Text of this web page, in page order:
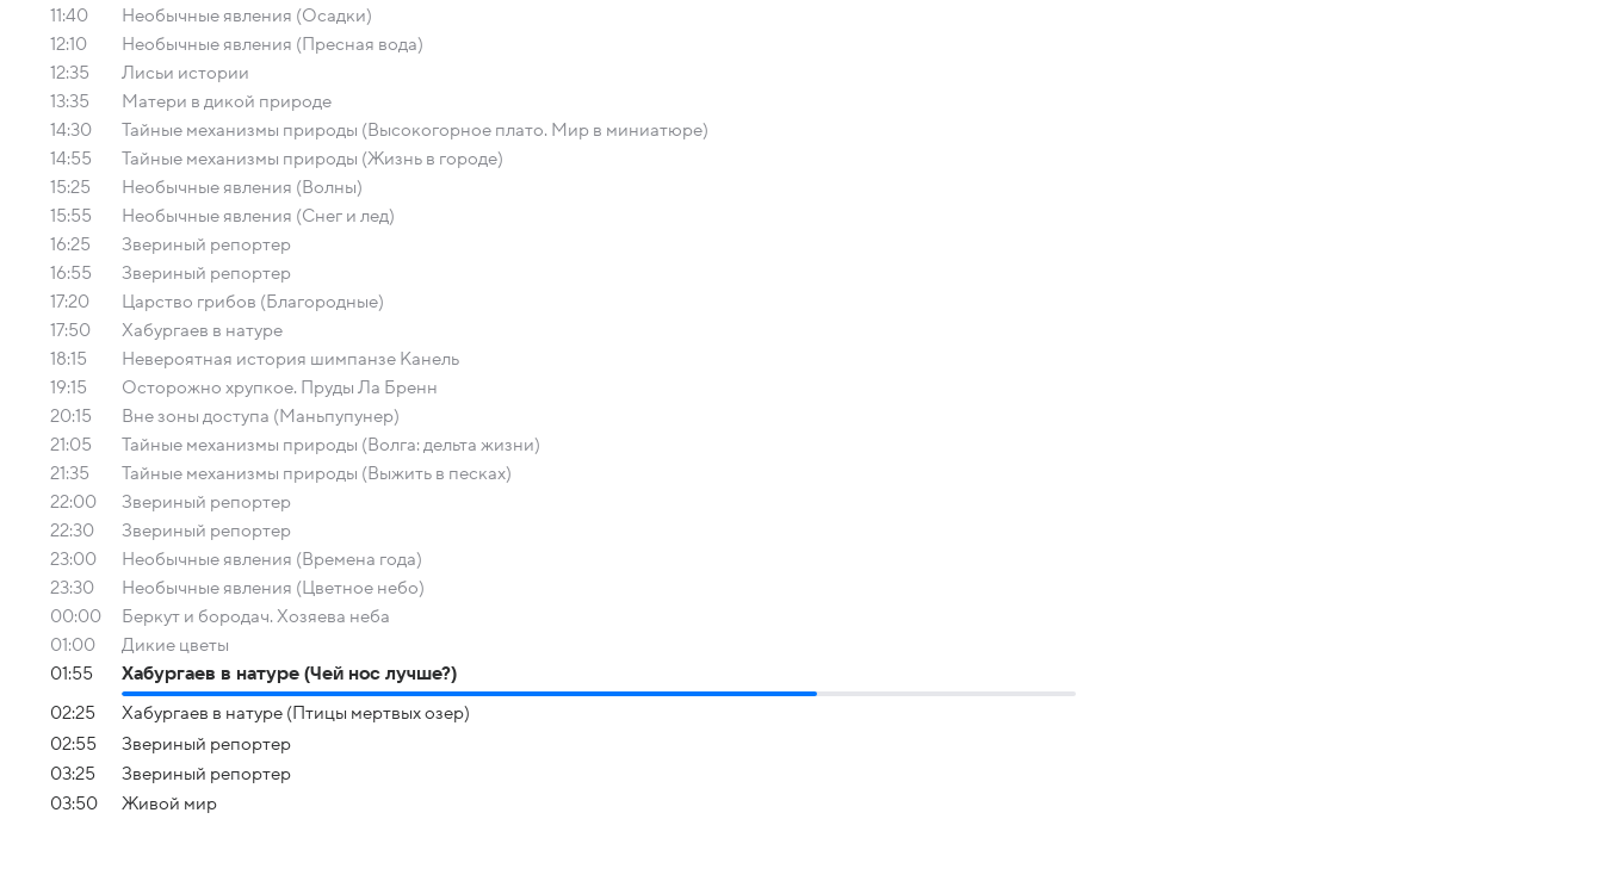
11:40
Необычные явления (Осадки)
12:10
Необычные явления (Пресная вода)
12:35
Лисьи истории
13:35
Матери в дикой природе
14:30
Тайные механизмы природы (Высокогорное плато. Мир в миниатюре)
14:55
Тайные механизмы природы (Жизнь в городе)
15:25
Необычные явления (Волны)
15:55
Необычные явления (Снег и лед)
16:25
Звериный репортер
16:55
Звериный репортер
17:20
Царство грибов (Благородные)
17:50
Хабургаев в натуре
18:15
Невероятная история шимпанзе Канель
19:15
Осторожно хрупкое. Пруды Ла Бренн
20:15
Вне зоны доступа (Маньпупунер)
21:05
Тайные механизмы природы (Волга: дельта жизни)
21:35
Тайные механизмы природы (Выжить в песках)
22:00
Звериный репортер
22:30
Звериный репортер
23:00
Необычные явления (Времена года)
23:30
Необычные явления (Цветное небо)
00:00
Беркут и бородач. Хозяева неба
01:00
Дикие цветы
01:55
Хабургаев в натуре (Чей нос лучше?)
02:25
Хабургаев в натуре (Птицы мертвых озер)
02:55
Звериный репортер
03:25
Звериный репортер
03:50
Живой мир